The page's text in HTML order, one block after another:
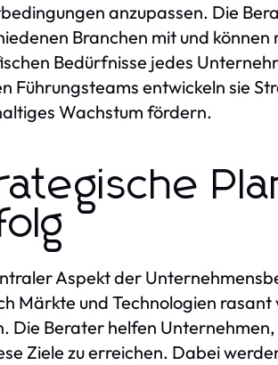
anzupassen. Die
Branchen mit und
Bedürfnisse jedes
Führungsteams entwickeln sie
Wachstum fördern.
Aspekt der
Märkte und Technologien
Die Berater helfen
Ziele zu erreichen. Dabei